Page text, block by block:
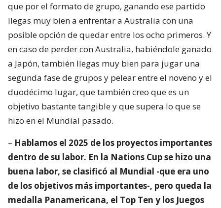
que por el formato de grupo, ganando ese partido
llegas muy bien a enfrentar a Australia con una
posible opción de quedar entre los ocho primeros. Y
en caso de perder con Australia, habiéndole ganado
a Japón, también llegas muy bien para jugar una
segunda fase de grupos y pelear entre el noveno y el
duodécimo lugar, que también creo que es un
objetivo bastante tangible y que supera lo que se
hizo en el Mundial pasado.
– Hablamos el 2025 de los proyectos importantes
dentro de su labor. En la Nations Cup se hizo una
buena labor, se clasificó al Mundial -que era uno
de los objetivos más importantes-, pero queda la
medalla Panamericana, el Top Ten y los Juegos